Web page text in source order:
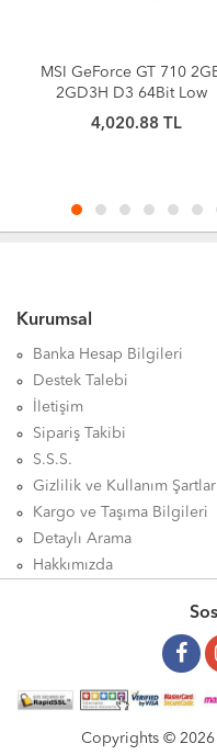
MSI GeForce GT 710
2GD3H D3 64Bit Low
Profile
4,020.88 TL
Kurumsal
Banka Hesap Bilgileri
Destek Talebi
İletişim
Sipariş Takibi
S.S.S.
Gizlilik ve Kullanım
Kargo ve Taşıma Bilgileri
Detaylı Arama
Hakkımızda
Copyrights © 2026